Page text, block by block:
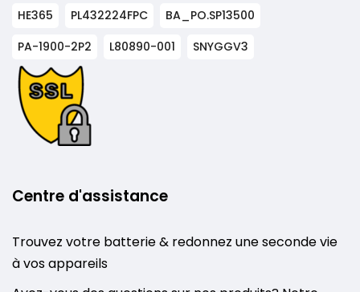
HE365 PL432224FPC
BA_PO.SP13500
PA-1900-2P2
L80890-001 SNYGGV3
Centre d'assistance
Trouvez votre batterie & redonnez une seconde vie
à vos appareils